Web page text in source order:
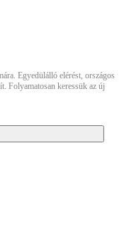
Egyedülálló elérést, országos
Folyamatosan keressük az új